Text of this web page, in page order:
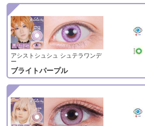
アシストシュシュ シュテラワンデ
ー
ブライトパープル